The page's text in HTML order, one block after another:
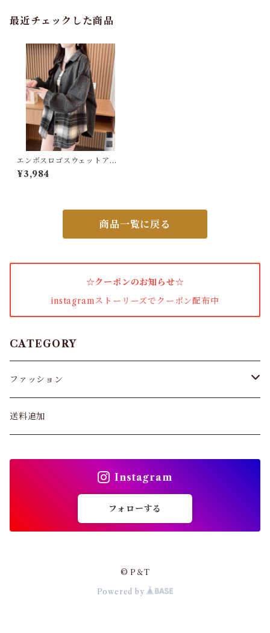
バッグ
カーディガン
パンプス・サンダル
ワンピース・セットアップ
女性下着・靴下
着圧ソックス
ショーツ
ガードル・ウエストニッパー
最近チェックした商品
エンボスロゴスウェットアウ
ターチェック柄
¥3,984
商品一覧に戻る
☆クーポンのお知らせ☆
instagramストーリーズでクーポン配布中
CATEGORY
ファッション
パンツ&スカート
送料追加
Instagram
フォローする
© P＆T
Powered by